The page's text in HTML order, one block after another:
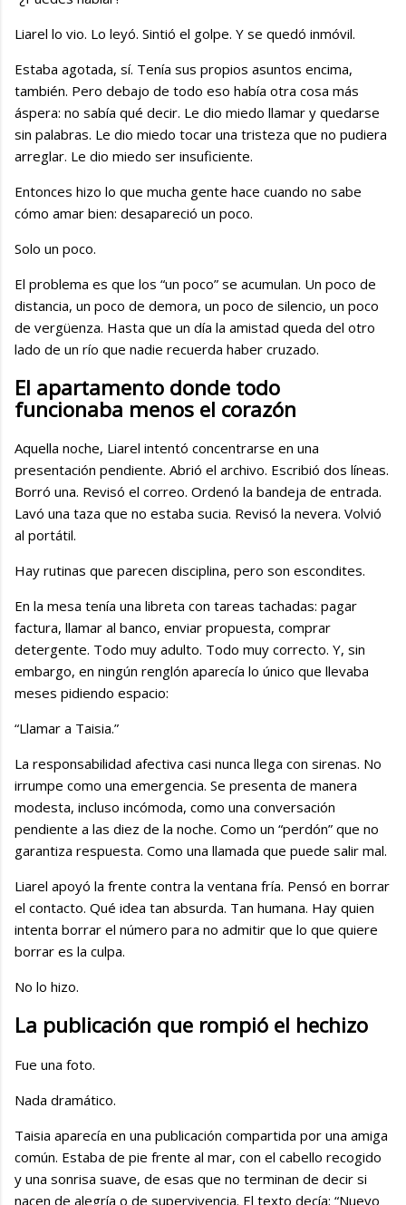
Liarel lo vio. Lo leyó. Sintió el golpe. Y se quedó inmóvil.
Estaba agotada, sí. Tenía sus propios asuntos encima,
también. Pero debajo de todo eso había otra cosa más
áspera: no sabía qué decir. Le dio miedo llamar y quedarse
sin palabras. Le dio miedo tocar una tristeza que no pudiera
arreglar. Le dio miedo ser insuficiente.
Entonces hizo lo que mucha gente hace cuando no sabe
cómo amar bien: desapareció un poco.
Solo un poco.
El problema es que los “un poco” se acumulan. Un poco de
distancia, un poco de demora, un poco de silencio, un poco
de vergüenza. Hasta que un día la amistad queda del otro
lado de un río que nadie recuerda haber cruzado.
El apartamento donde todo
funcionaba menos el corazón
Aquella noche, Liarel intentó concentrarse en una
presentación pendiente. Abrió el archivo. Escribió dos líneas.
Borró una. Revisó el correo. Ordenó la bandeja de entrada.
Lavó una taza que no estaba sucia. Revisó la nevera. Volvió
al portátil.
Hay rutinas que parecen disciplina, pero son escondites.
En la mesa tenía una libreta con tareas tachadas: pagar
factura, llamar al banco, enviar propuesta, comprar
detergente. Todo muy adulto. Todo muy correcto. Y, sin
embargo, en ningún renglón aparecía lo único que llevaba
meses pidiendo espacio:
“Llamar a Taisia.”
La responsabilidad afectiva casi nunca llega con sirenas. No
irrumpe como una emergencia. Se presenta de manera
modesta, incluso incómoda, como una conversación
pendiente a las diez de la noche. Como un “perdón” que no
garantiza respuesta. Como una llamada que puede salir mal.
Liarel apoyó la frente contra la ventana fría. Pensó en borrar
el contacto. Qué idea tan absurda. Tan humana. Hay quien
intenta borrar el número para no admitir que lo que quiere
borrar es la culpa.
No lo hizo.
La publicación que rompió el hechizo
Fue una foto.
Nada dramático.
Taisia aparecía en una publicación compartida por una amiga
común. Estaba de pie frente al mar, con el cabello recogido
y una sonrisa suave, de esas que no terminan de decir si
nacen de alegría o de supervivencia. El texto decía: “Nuevo